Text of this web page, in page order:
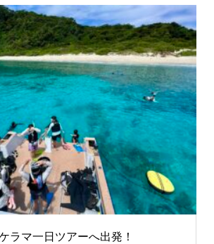
ラマ一日ツアーへ出発！